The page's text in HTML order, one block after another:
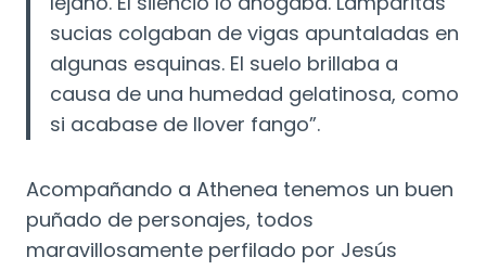
sucias colgaban de vigas apuntaladas en
algunas esquinas. El suelo brillaba a
causa de una humedad gelatinosa, como
si acabase de llover fango”.
Acompañando a Athenea tenemos un buen
puñado de personajes, todos
maravillosamente perfilado por Jesús